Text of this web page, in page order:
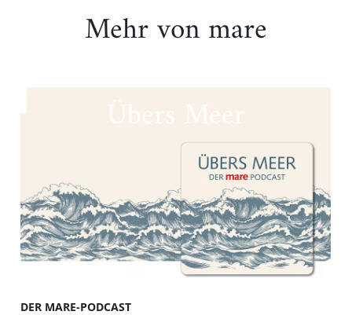
Mehr von mare
Übers Meer
DER MARE-PODCAST